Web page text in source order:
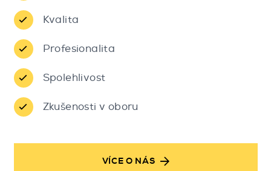
Kvalita
Profesionalita
Spolehlivost
Zkušenosti v oboru
VÍCE O NÁS